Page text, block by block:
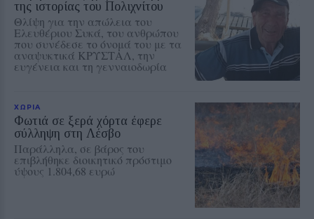
της ιστορίας του Πολιχνίτου
Θλίψη για την απώλεια του
Ελευθέριου Συκά, του ανθρώπου
που συνέδεσε το όνομά του με τα
αναψυκτικά ΚΡΥΣΤΑΛ, την
ευγένεια και τη γενναιοδωρία
ΧΩΡΙΑ
Φωτιά σε ξερά χόρτα έφερε
σύλληψη στη Λέσβο
Παράλληλα, σε βάρος του
επιβλήθηκε διοικητικό πρόστιμο
ύψους 1.804,68 ευρώ